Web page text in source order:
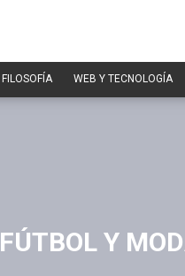
FILOSOFÍA WEB Y TECNOLOGÍA
FÚTBOL Y